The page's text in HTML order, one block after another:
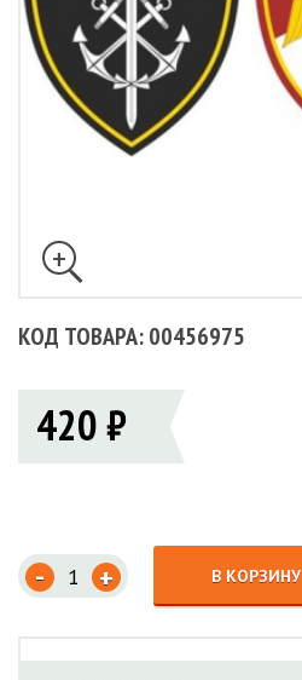
КОД ТОВАРА: 00456975
420 ₽
- + В КОРЗИНУ